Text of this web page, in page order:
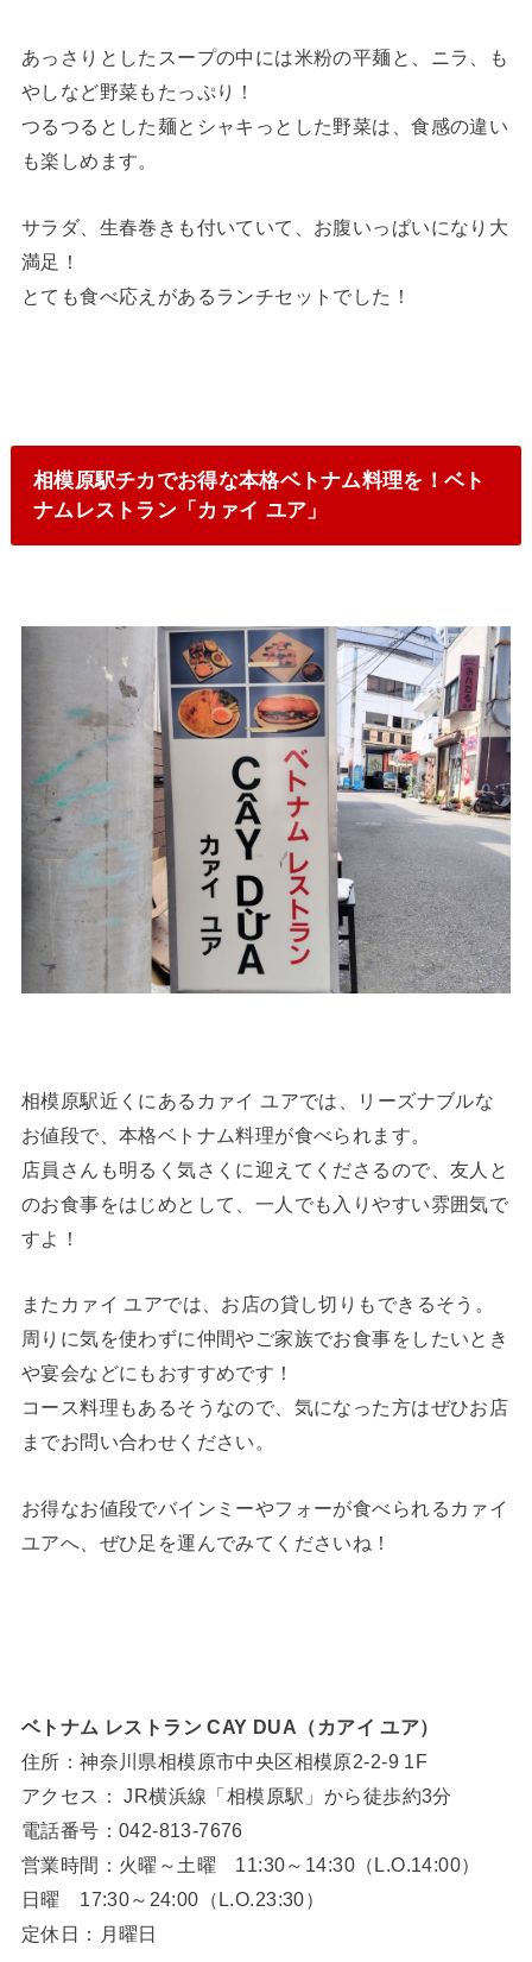
あっさりとしたスープの中には米粉の平麺と、ニラ、も
やしなど野菜もたっぷり！
つるつるとした麺とシャキっとした野菜は、食感の違い
も楽しめます。
サラダ、生春巻きも付いていて、お腹いっぱいになり大
満足！
とても食べ応えがあるランチセットでした！
相模原駅チカでお得な本格ベトナム料理を！ベト
ナムレストラン「カァイ ユア」
相模原駅近くにあるカァイ ユアでは、リーズナブルな
お値段で、本格ベトナム料理が食べられます。
店員さんも明るく気さくに迎えてくださるので、友人と
のお食事をはじめとして、一人でも入りやすい雰囲気で
すよ！
またカァイ ユアでは、お店の貸し切りもできるそう。
周りに気を使わずに仲間やご家族でお食事をしたいとき
や宴会などにもおすすめです！
コース料理もあるそうなので、気になった方はぜひお店
までお問い合わせください。
お得なお値段でバインミーやフォーが食べられるカァイ
ユアへ、ぜひ足を運んでみてくださいね！
ベトナム レストラン CAY DUA（カアイ ユア）
住所：神奈川県相模原市中央区相模原2-2-9 1F
アクセス： JR横浜線「相模原駅」から徒歩約3分
電話番号：042-813-7676
営業時間：火曜～土曜 11:30～14:30（L.O.14:00）
日曜 17:30～24:00（L.O.23:30）
定休日：月曜日